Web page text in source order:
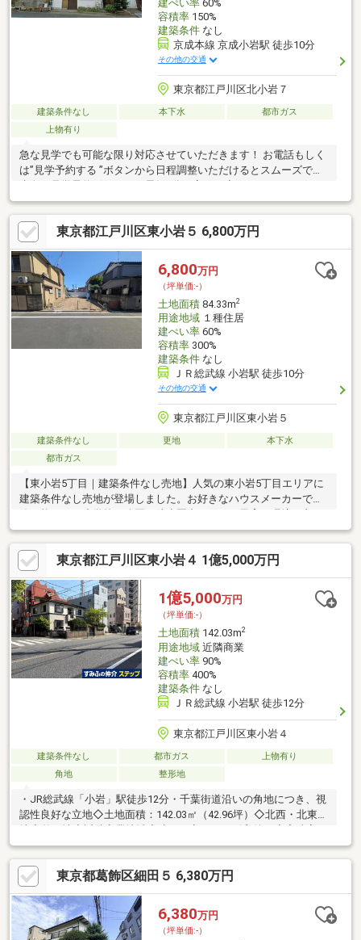
建ぺい率60%
容積率150%
建築条件なし
京成本線 京成小岩駅 徒歩10分
その他の交通
東京都江戸川区北小岩７
建築条件なし 本下水
都市ガス
上物有り
急な見学でも可能な限り対応させていただきます！ お電話もしく
は”見学予約する ”ボタンから日程調整いただけるとスムーズです♪
のハウスメーカーで理想の住まいを実現・早朝7時から深夜1時ま
で営業する「グルメシティ 京成小岩店」まで徒歩9分・公園や小
中学校が徒歩10分以内で子育て世帯にもおすすめの住環境・京成
小岩らしい人情と落ち着きが息づく立地◇周辺環境・小岩保育
園 … 徒歩3分・江戸川区立上小岩小学校 … 徒歩2分・ファミ
リーマート … 徒歩5分・成光堂クリニック … 徒歩12分・小
岩公園 … 徒歩7分
東京都江戸川区東小岩５ 6,800万円
6,800万円
（坪単価:-）
土地面積84.33m2
用途地域１種住居
建ぺい率60%
容積率300%
建築条件なし
ＪＲ総武線 小岩駅 徒歩10分
その他の交通
東京都江戸川区東小岩５
建築条件なし 更地
本下水
都市ガス
【東小岩5丁目｜建築条件なし売地】人気の東小岩5丁目エリアに
建築条件なし売地が登場しました。お好きなハウスメーカーで建
好。スーパーや生活施設も揃っており、日々の暮らしも便利な立
地です。「賃貸と変わらない支払いで戸建に住みたい」そんな方
にぜひ一度ご覧いただきたい物件です。まずはお気軽にお問い合
わせください。【担当者コメント】現在、同エリアで複数の物件
が販売中ですが、本物件は「価格」「駅の距離」「立地バラン
ス」の面で比較的バランスの取れた１区画の売地となります。ち
ょっと気になる方でもお気軽にお問い合わせください♪
東京都江戸川区東小岩４ 1億5,000万円
1億5,000万円
（坪単価:-）
土地面積142.03m2
用途地域近隣商業
建ぺい率90%
容積率400%
建築条件なし
ＪＲ総武線 小岩駅 徒歩12分
東京都江戸川区東小岩４
建築条件なし 都市ガス
上物有り
角地
整形地
・JR総武線「小岩」駅徒歩12分・千葉街道沿いの角地につき、視
認性良好な立地◇土地面積：142.03㎡（42.96坪）◇北西・北東角
地◇整形地◇近隣商業地域◇建ぺい率90％（緩和後）◇容積率
400％◇建築条件付き土地ではありません。
東京都葛飾区細田５ 6,380万円
6,380万円
（坪単価:-）